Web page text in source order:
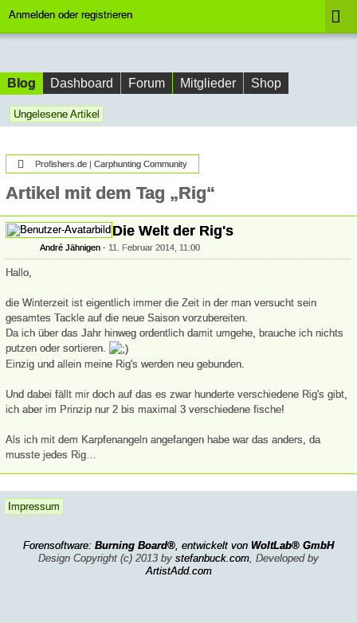
Anmelden oder registrieren
Blog Dashboard Forum Mitglieder Shop
Ungelesene Artikel
Profishers.de | Carphunting Community
Artikel mit dem Tag „Rig“
Die Welt der Rig's
André Jähnigen 11. Februar 2014, 11:00
Hallo,
die Winterzeit ist eigentlich immer die Zeit in der man versucht sein
gesamtes Tackle auf die neue Saison vorzubereiten.
Da ich über das Jahr hinweg ordentlich damit umgehe, brauche ich nichts
putzen oder sortieren.
Einzig und allein meine Rig's werden neu gebunden.
Und dabei fällt mir doch auf das es zwar hunderte verschiedene Rig's gibt,
ich aber im Prinzip nur 2 bis maximal 3 verschiedene fische!
Als ich mit dem Karpfenangeln angefangen habe war das anders, da
musste jedes Rig…
Impressum
Forensoftware: Burning Board®, entwickelt von WoltLab® GmbH
Design Copyright (c) 2013 by stefanbuck.com, Developed by
ArtistAdd.com